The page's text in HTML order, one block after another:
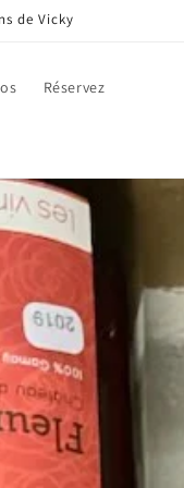
de Vicky
Réservez